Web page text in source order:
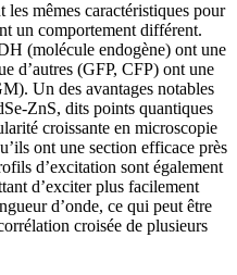
mêmes caractéristiques pour
un comportement différent.
(molécule endogène) ont une
d’autres (GFP, CFP) ont une
Un des avantages notables
ZnS, dits points quantiques
croissante en microscopie
ont une section efficace près
d’excitation sont également
d’exciter plus facilement
d’onde, ce qui peut être
croisée de plusieurs